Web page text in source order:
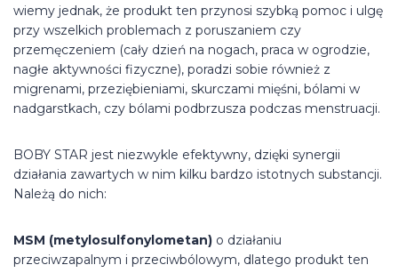
wiemy jednak, że produkt ten przynosi szybką pomoc i ulgę
przy wszelkich problemach z poruszaniem czy
przemęczeniem (cały dzień na nogach, praca w ogrodzie,
nagłe aktywności fizyczne), poradzi sobie również z
migrenami, przeziębieniami, skurczami mięśni, bólami w
nadgarstkach, czy bólami podbrzusza podczas menstruacji.
BOBY STAR jest niezwykle efektywny, dzięki synergii
działania zawartych w nim kilku bardzo istotnych substancji.
Należą do nich:
MSM (metylosulfonylometan) o działaniu
przeciwzapalnym i przeciwbólowym, dlatego produkt ten